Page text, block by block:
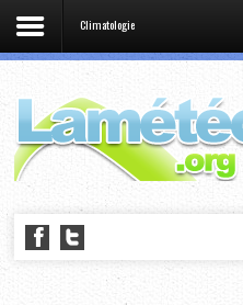
Climatologie